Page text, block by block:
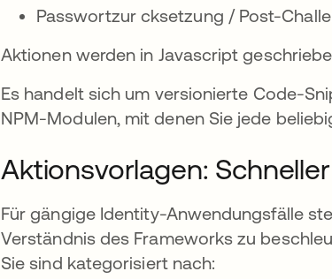
Passwortzur cksetzung / Post-
Aktionen werden in Javascript
Es handelt sich um versionierte Code-
NPM-Modulen, mit denen Sie jede
Aktionsvorlagen:
Für gängige Identity-Anwendungsfälle
Verständnis des Frameworks zu
Sie sind kategorisiert nach: